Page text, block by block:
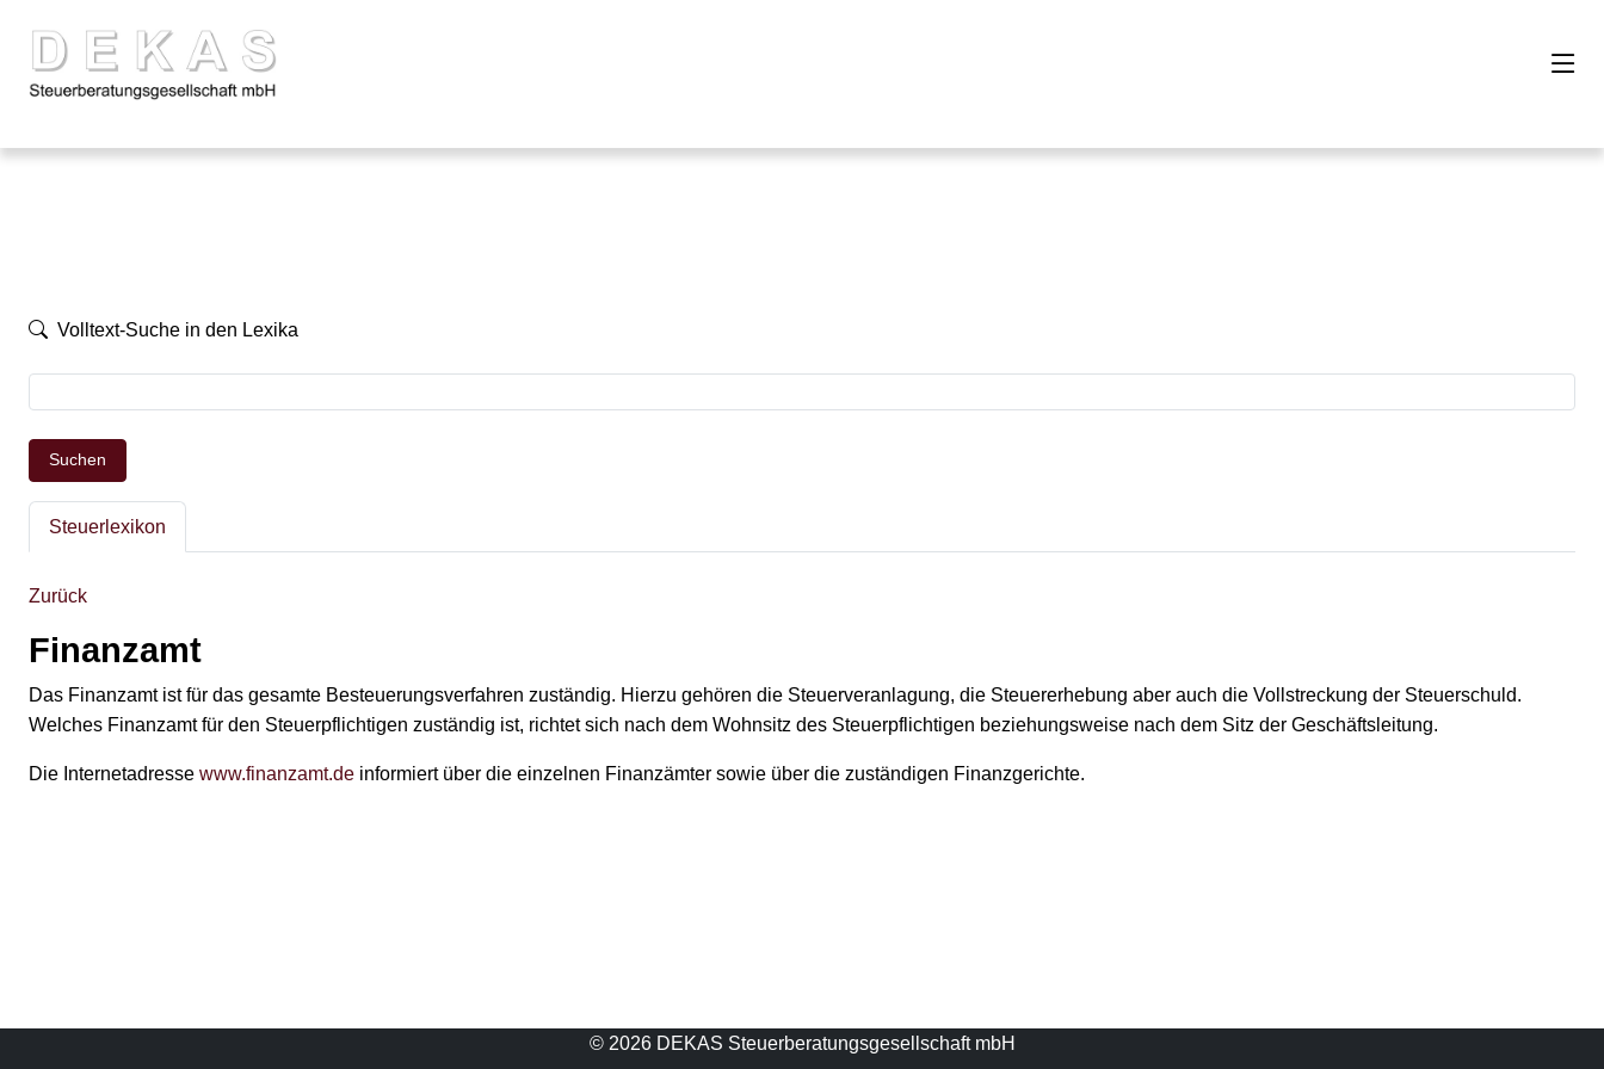
Volltext-Suche in den Lexika
Suchen
Steuerlexikon
Zurück
Finanzamt
Das Finanzamt ist für das gesamte Besteuerungsverfahren zuständig. Hierzu gehören die Steuerveranlagung, die Steuererhebung aber auch die Vollstreckung der Steuerschuld.
Welches Finanzamt für den Steuerpflichtigen zuständig ist, richtet sich nach dem Wohnsitz des Steuerpflichtigen beziehungsweise nach dem Sitz der Geschäftsleitung.
Die Internetadresse www.finanzamt.de informiert über die einzelnen Finanzämter sowie über die zuständigen Finanzgerichte.
© 2026 DEKAS Steuerberatungsgesellschaft mbH